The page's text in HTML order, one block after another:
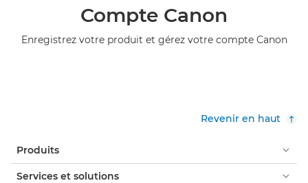
Compte Canon
Enregistrez votre produit et gérez votre compte Canon
Revenir en haut
Produits
Services et solutions